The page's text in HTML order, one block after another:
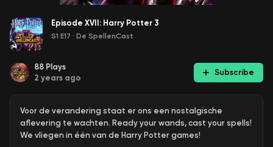
Episode XVII: Harry Potter 3
S1 E17 · De SpellenCast
88 Plays
2 years ago
Subscribe
Voor de verandering staat er ons een nostalgische
aflevering te wachten. Ready your wands, cast your spells!
We vliegen in één van de Harry Potter games!